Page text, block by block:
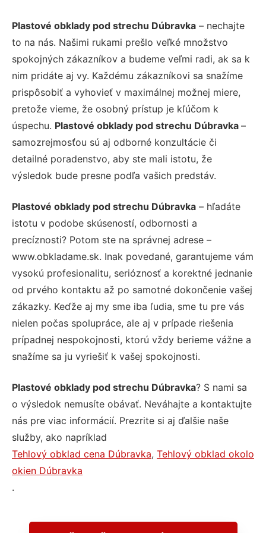
Plastové obklady pod strechu Dúbravka – nechajte
to na nás. Našimi rukami prešlo veľké množstvo
spokojných zákazníkov a budeme veľmi radi, ak sa k
nim pridáte aj vy. Každému zákazníkovi sa snažíme
prispôsobiť a vyhovieť v maximálnej možnej miere,
pretože vieme, že osobný prístup je kľúčom k
úspechu. Plastové obklady pod strechu Dúbravka –
samozrejmosťou sú aj odborné konzultácie či
detailné poradenstvo, aby ste mali istotu, že
výsledok bude presne podľa vašich predstáv.
Plastové obklady pod strechu Dúbravka – hľadáte
istotu v podobe skúseností, odbornosti a
precíznosti? Potom ste na správnej adrese –
www.obkladame.sk. Inak povedané, garantujeme vám
vysokú profesionalitu, serióznosť a korektné jednanie
od prvého kontaktu až po samotné dokončenie vašej
zákazky. Keďže aj my sme iba ľudia, sme tu pre vás
nielen počas spolupráce, ale aj v prípade riešenia
prípadnej nespokojnosti, ktorú vždy berieme vážne a
snažíme sa ju vyriešiť k vašej spokojnosti.
Plastové obklady pod strechu Dúbravka? S nami sa
o výsledok nemusíte obávať. Neváhajte a kontaktujte
nás pre viac informácií. Prezrite si aj ďalšie naše
služby, ako napríklad
Tehlový obklad cena Dúbravka, Tehlový obklad okolo
okien Dúbravka
.